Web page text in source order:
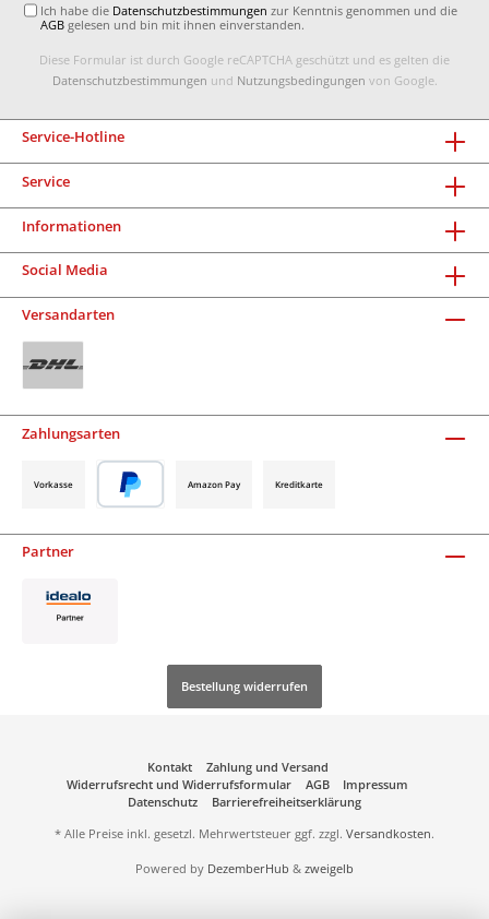
Ich habe die Datenschutzbestimmungen zur Kenntnis genommen und die
AGB gelesen und bin mit ihnen einverstanden.
Diese Formular ist durch Google reCAPTCHA geschützt und es gelten die
Datenschutzbestimmungen und Nutzungsbedingungen von Google.
Service-Hotline
Service
Informationen
Social Media
Versandarten
Zahlungsarten
Vorkasse Amazon Pay Kreditkarte
Partner
Bestellung widerrufen
Kontakt
Zahlung und Versand
Widerrufsrecht und Widerrufsformular
AGB
Impressum
Datenschutz
Barrierefreiheitserklärung
* Alle Preise inkl. gesetzl. Mehrwertsteuer ggf. zzgl. Versandkosten.
Powered by DezemberHub & zweigelb